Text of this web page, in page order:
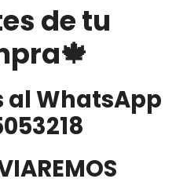
de tu
al WhatsApp